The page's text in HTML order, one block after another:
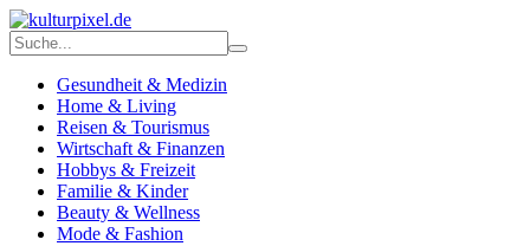
Gesundheit & Medizin
Home & Living
Reisen & Tourismus
Wirtschaft & Finanzen
Hobbys & Freizeit
Familie & Kinder
Beauty & Wellness
Mode & Fashion